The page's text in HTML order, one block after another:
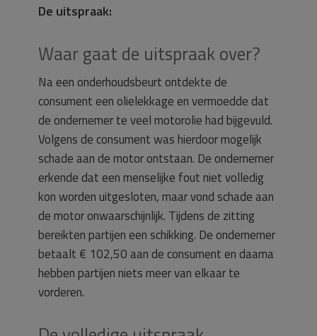
De uitspraak:
Waar gaat de uitspraak over?
Na een onderhoudsbeurt ontdekte de
consument een olielekkage en vermoedde dat
de ondernemer te veel motorolie had bijgevuld.
Volgens de consument was hierdoor mogelijk
schade aan de motor ontstaan. De ondernemer
erkende dat een menselijke fout niet volledig
kon worden uitgesloten, maar vond schade aan
de motor onwaarschijnlijk. Tijdens de zitting
bereikten partijen een schikking. De ondernemer
betaalt € 102,50 aan de consument en daarna
hebben partijen niets meer van elkaar te
vorderen.